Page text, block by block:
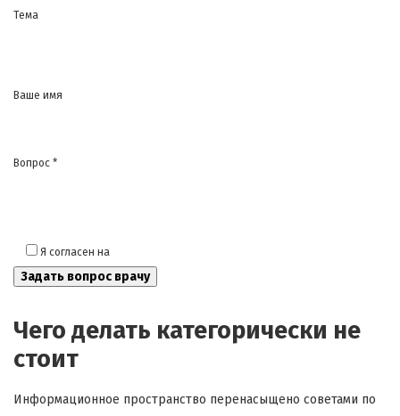
Тема
Ваше имя
Вопрос *
Я согласен на
Чего делать категорически не
стоит
Информационное пространство перенасыщено советами по